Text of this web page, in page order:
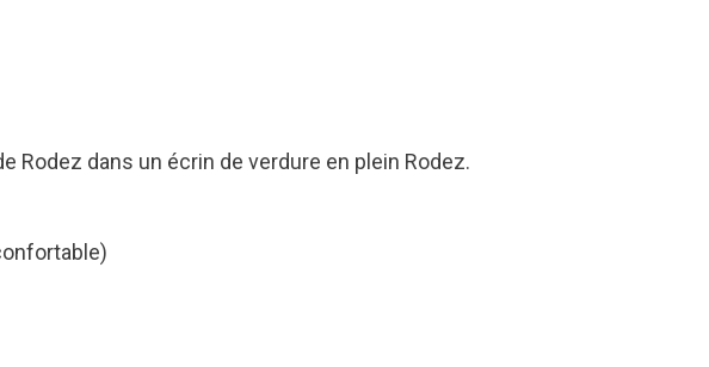
Rodez dans un écrin de verdure en plein Rodez.